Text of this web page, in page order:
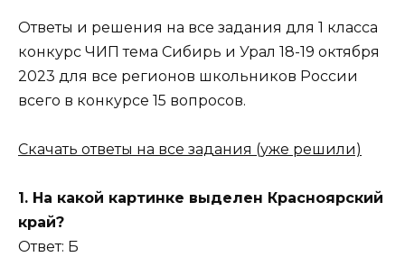
Ответы и решения на все задания для 1 класса
конкурс ЧИП тема Сибирь и Урал 18-19 октября
2023 для все регионов школьников России
всего в конкурсе 15 вопросов.
Скачать ответы на все задания (уже решили)
1. На какой картинке выделен Красноярский
край?
Ответ: Б